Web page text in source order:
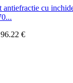
antiefractie cu
96.22 €